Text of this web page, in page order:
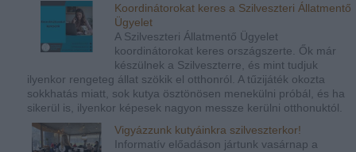
Koordinátorokat keres a Szilveszteri Állatmentő
Ügyelet
A Szilveszteri Állatmentő Ügyelet
koordinátorokat keres országszerte. Ők már
készülnek a Szilveszterre, és mint tudjuk
ilyenkor rengeteg állat szökik el otthonról. A tűzijáték okozta
sokkhatás miatt, sok kutya ösztönösen menekülni próbál, és ha
sikerül is, ilyenkor képesek nagyon messze kerülni otthonuktól.
Vigyázzunk kutyáinkra szilveszterkor!
Informatív előadáson jártunk vasárnap a